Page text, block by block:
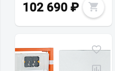
102 690 ₽